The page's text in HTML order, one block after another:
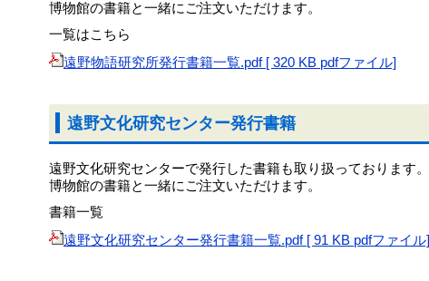
博物館の書籍と一緒にご注文いただけます。
一覧はこちら
遠野物語研究所発行書籍一覧.pdf [ 320 KB pdfファイル]
遠野文化研究センター発行書籍
遠野文化研究センターで発行した書籍も取り扱っております。
博物館の書籍と一緒にご注文いただけます。
書籍一覧
遠野文化研究センター発行書籍一覧.pdf [ 91 KB pdfファイル]